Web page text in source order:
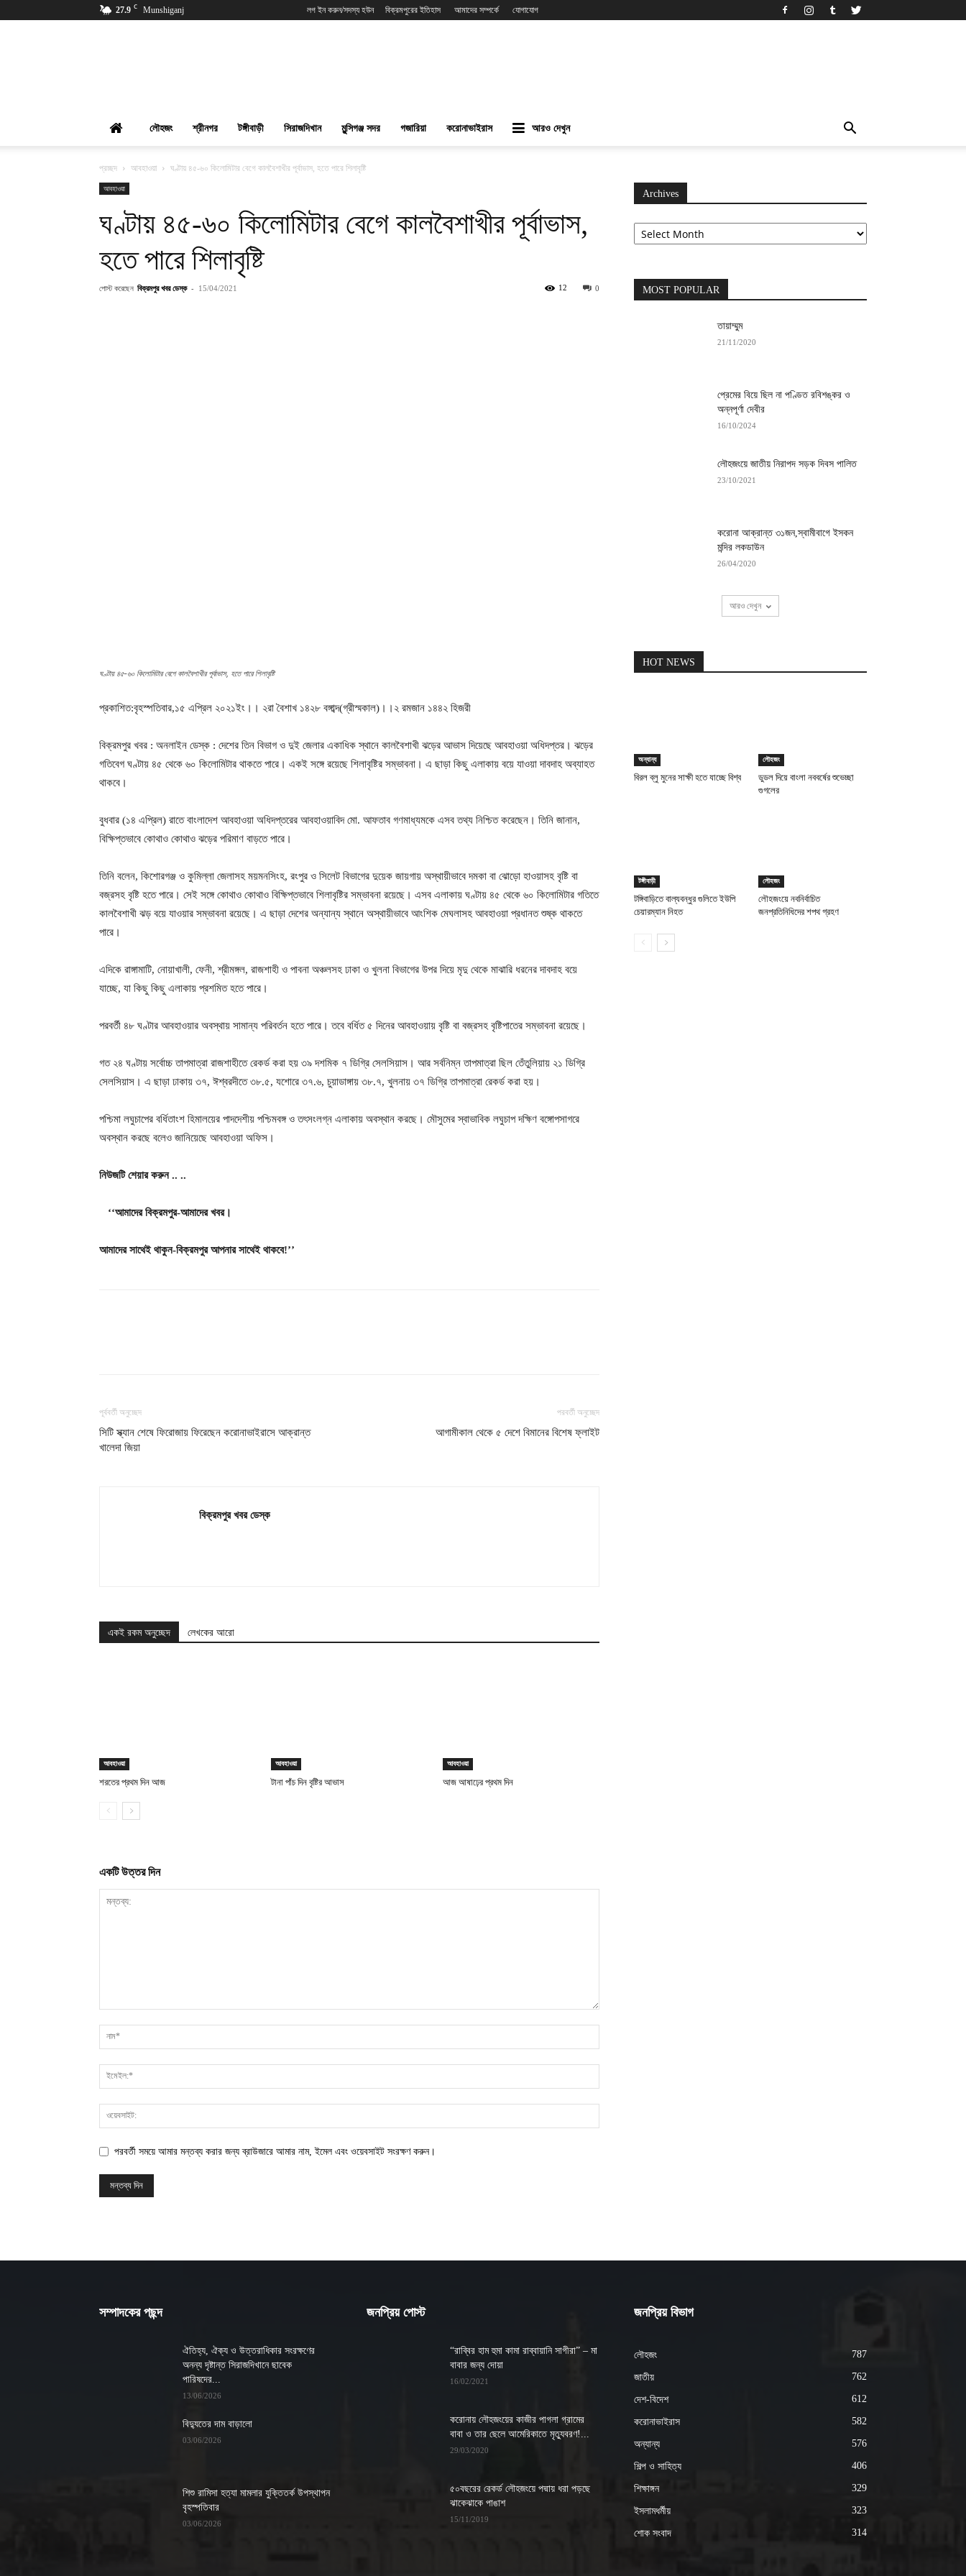
27.9 C Munshiganj লগ ইন করুন/সদস্য হউন বিক্রমপুরের ইতিহাস আমাদের সম্পর্কে যোগাযোগ
লৌহজং শ্রীনগর টঙ্গীবাড়ী সিরাজদিখান মুন্সিগঞ্জ সদর গজারিয়া করোনাভাইরাস আরও দেখুন
প্রচ্ছদ আবহাওয়া
ঘণ্টায় ৪৫-৬০ কিলোমিটার বেগে কালবৈশাখীর পূর্বাভাস, হতে পারে শিলাবৃষ্টি
আবহাওয়া
ঘণ্টায় ৪৫-৬০ কিলোমিটার বেগে কালবৈশাখীর পূর্বাভাস,
হতে পারে শিলাবৃষ্টি
পোস্ট করেছেন বিক্রমপুর খবর ডেস্ক - 15/04/2021 0
12
ঘণ্টায় ৪৫-৬০ কিলোমিটার বেগে কালবৈশাখীর পূর্বাভাস, হতে পারে শিলাবৃষ্টি
প্রকাশিত:বৃহস্পতিবার,১৫ এপ্রিল ২০২১ইং।। ২রা বৈশাখ ১৪২৮ বঙ্গাব্দ(গ্রীস্মকাল)।।২ রমজান ১৪৪২ হিজরী
বিক্রমপুর খবর : অনলাইন ডেস্ক : দেশের তিন বিভাগ ও দুই জেলার একাধিক স্থানে কালবৈশাখী ঝড়ের আভাস দিয়েছে আবহাওয়া অধিদপ্তর। ঝড়ের
গতিবেগ ঘণ্টায় ৪৫ থেকে ৬০ কিলোমিটার থাকতে পারে। একই সঙ্গে রয়েছে শিলাবৃষ্টির সম্ভাবনা। এ ছাড়া কিছু এলাকায় বয়ে যাওয়া দাবদাহ অব্যাহত
থাকবে।
বুধবার (১৪ এপ্রিল) রাতে বাংলাদেশ আবহাওয়া অধিদপ্তরের আবহাওয়াবিদ মো. আফতাব গণমাধ্যমকে এসব তথ্য নিশ্চিত করেছেন। তিনি জানান,
বিক্ষিপ্তভাবে কোথাও কোথাও ঝড়ের পরিমাণ বাড়তে পারে।
তিনি বলেন, কিশোরগঞ্জ ও কুমিল্লা জেলাসহ ময়মনসিংহ, রংপুর ও সিলেট বিভাগের দুয়েক জায়গায় অস্থায়ীভাবে দমকা বা ঝোড়ো হাওয়াসহ বৃষ্টি বা
বজ্রসহ বৃষ্টি হতে পারে। সেই সঙ্গে কোথাও কোথাও বিক্ষিপ্তভাবে শিলাবৃষ্টির সম্ভাবনা রয়েছে। এসব এলাকায় ঘণ্টায় ৪৫ থেকে ৬০ কিলোমিটার গতিতে
কালবৈশাখী ঝড় বয়ে যাওয়ার সম্ভাবনা রয়েছে। এ ছাড়া দেশের অন্যান্য স্থানে অস্থায়ীভাবে আংশিক মেঘলাসহ আবহাওয়া প্রধানত শুষ্ক থাকতে
পারে।
এদিকে রাঙ্গামাটি, নোয়াখালী, ফেনী, শ্রীমঙ্গল, রাজশাহী ও পাবনা অঞ্চলসহ ঢাকা ও খুলনা বিভাগের উপর দিয়ে মৃদু থেকে মাঝারি ধরনের দাবদাহ বয়ে
যাচ্ছে, যা কিছু কিছু এলাকায় প্রশমিত হতে পারে।
পরবর্তী ৪৮ ঘণ্টার আবহাওয়ার অবস্থায় সামান্য পরিবর্তন হতে পারে। তবে বর্ধিত ৫ দিনের আবহাওয়ায় বৃষ্টি বা বজ্রসহ বৃষ্টিপাতের সম্ভাবনা রয়েছে।
গত ২৪ ঘণ্টায় সর্বোচ্চ তাপমাত্রা রাজশাহীতে রেকর্ড করা হয় ৩৯ দশমিক ৭ ডিগ্রি সেলসিয়াস। আর সর্বনিম্ন তাপমাত্রা ছিল তেঁতুলিয়ায় ২১ ডিগ্রি
সেলসিয়াস। এ ছাড়া ঢাকায় ৩৭, ঈশ্বরদীতে ৩৮.৫, যশোরে ৩৭.৬, চুয়াডাঙ্গায় ৩৮.৭, খুলনায় ৩৭ ডিগ্রি তাপমাত্রা রেকর্ড করা হয়।
পশ্চিমা লঘুচাপের বর্ধিতাংশ হিমালয়ের পাদদেশীয় পশ্চিমবঙ্গ ও তৎসংলগ্ন এলাকায় অবস্থান করছে। মৌসুমের স্বাভাবিক লঘুচাপ দক্ষিণ বঙ্গোপসাগরে
অবস্থান করছে বলেও জানিয়েছে আবহাওয়া অফিস।
নিউজটি শেয়ার করুন .. ..
‘‘আমাদের বিক্রমপুর-আমাদের খবর।
আমাদের সাথেই থাকুন-বিক্রমপুর আপনার সাথেই থাকবে!’’
পূর্ববর্তী অনুচ্ছেদ
সিটি স্ক্যান শেষে ফিরোজায় ফিরেছেন করোনাভাইরাসে আক্রান্ত
খালেদা জিয়া
পরবর্তী অনুচ্ছেদ
আগামীকাল থেকে ৫ দেশে বিমানের বিশেষ ফ্লাইট
বিক্রমপুর খবর ডেস্ক
একই রকম অনুচ্ছেদ লেখকের আরো
আবহাওয়া
শরতের প্রথম দিন আজ
আবহাওয়া
টানা পাঁচ দিন বৃষ্টির আভাস
আবহাওয়া
আজ আষাঢ়ের প্রথম দিন
একটি উত্তর দিন
পরবর্তী সময়ে আমার মন্তব্য করার জন্য ব্রাউজারে আমার নাম, ইমেল এবং ওয়েবসাইট সংরক্ষণ করুন।
Archives
Archives
MOST POPULAR
তায়াম্মুম
21/11/2020
প্রেমের বিয়ে ছিল না পণ্ডিত রবিশঙ্কর ও
অন্নপূর্ণা দেবীর
16/10/2024
লৌহজংয়ে জাতীয় নিরাপদ সড়ক দিবস পালিত
23/10/2021
করোনা আক্রান্ত ৩১জন,স্বামীবাগে ইসকন
মন্দির লকডাউন
26/04/2020
আরও দেখুন
HOT NEWS
অন্যান্য
বিরল ব্লু মুনের সাক্ষী হতে যাচ্ছে বিশ্ব
লৌহজং
ডুডল দিয়ে বাংলা নববর্ষের শুভেচ্ছা
গুগলের
টঙ্গীবাড়ী
টঙ্গিবাড়িতে বাল্যবন্ধুর গুলিতে ইউপি
চেয়ারম্যান নিহত
লৌহজং
লৌহজংয়ে নবনির্বাচিত
জনপ্রতিনিধিদের শপথ গ্রহণ
সম্পাদকের পছন্দ
ঐতিহ্য, ঐক্য ও উত্তরাধিকার সংরক্ষণের
অনন্য দৃষ্টান্ত সিরাজদিখানে ছাবেক
পারিষদের...
13/06/2026
বিদ্যুতের দাম বাড়ালো
03/06/2026
শিশু রামিসা হত্যা মামলার যুক্তিতর্ক উপস্থাপন
বৃহস্পতিবার
03/06/2026
জনপ্রিয় পোস্ট
“রাব্বির হাম হুমা কামা রাব্বায়ানি সাগীরা” – মা
বাবার জন্য দোয়া
16/02/2021
করোনায় লৌহজংয়ের কাজীর পাগলা গ্রামের
বাবা ও তার ছেলে আমেরিকাতে মৃত্যুবরণ!...
29/03/2020
৫০বছরের রেকর্ড লৌহজংয়ে পদ্মায় ধরা পড়ছে
ঝাকেঝাকে পাঙাশ
15/11/2019
জনপ্রিয় বিভাগ
লৌহজং 787
জাতীয় 762
দেশ-বিদেশ 612
করোনাভাইরাস 582
অন্যান্য 576
শিল্প ও সাহিত্য 406
শিক্ষাঙ্গন 329
ইসলামধর্মীয় 323
শোক সংবাদ 314